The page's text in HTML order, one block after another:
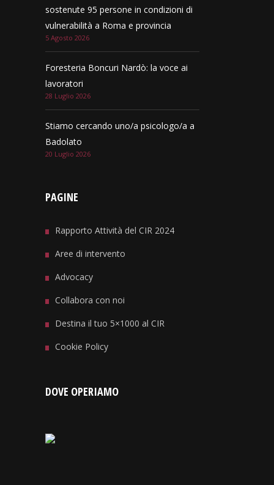
sostenute 95 persone in condizioni di
vulnerabilità a Roma e provincia
5 Agosto 2026
Foresteria Boncuri Nardò: la voce ai
lavoratori
28 Luglio 2026
Stiamo cercando uno/a psicologo/a a
Badolato
20 Luglio 2026
PAGINE
Rapporto Attività del CIR 2024
Aree di intervento
Advocacy
Collabora con noi
Destina il tuo 5×1000 al CIR
Cookie Policy
DOVE OPERIAMO